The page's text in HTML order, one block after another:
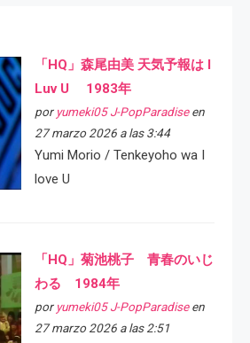
「HQ」森尾由美 天気予報は I
Luv U 1983年
por yumeki05 J-PopParadiseen
27 marzo 2026 a las 3:44
Yumi Morio / Tenkeyoho wa I
love U
「HQ」菊池桃子 青春のいじ
わる 1984年
por yumeki05 J-PopParadiseen
27 marzo 2026 a las 2:51